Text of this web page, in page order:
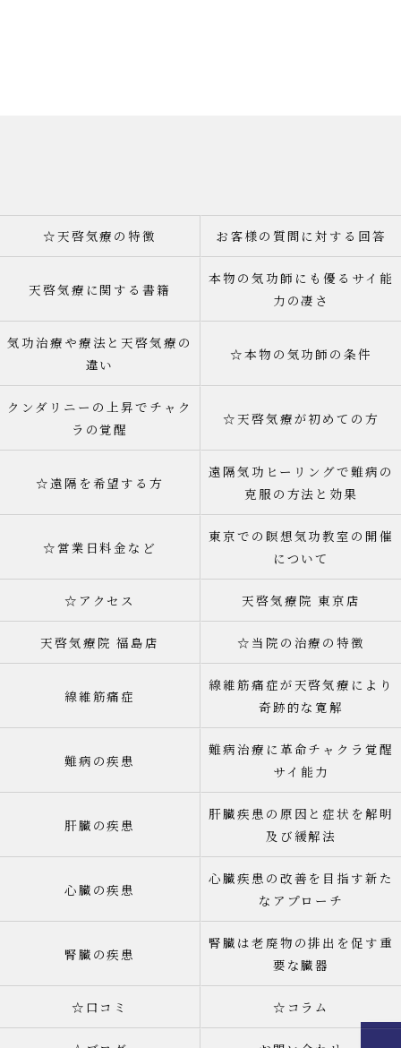
☆天啓気療の特徴 お客様の質問に対する回答
天啓気療に関する書籍
本物の気功師にも優るサイ能
力の凄さ
気功治療や療法と天啓気療の
違い
☆本物の気功師の条件
クンダリニーの上昇でチャク
ラの覚醒
☆天啓気療が初めての方
☆遠隔を希望する方
遠隔気功ヒーリングで難病の
克服の方法と効果
☆営業日料金など
東京での瞑想気功教室の開催
について
☆アクセス 天啓気療院 東京店
天啓気療院 福島店 ☆当院の治療の特徴
線維筋痛症
線維筋痛症が天啓気療により
奇跡的な寛解
難病の疾患
難病治療に革命チャクラ覚醒
サイ能力
肝臓の疾患
肝臓疾患の原因と症状を解明
及び緩解法
心臓の疾患
心臓疾患の改善を目指す新た
なアプローチ
腎臓の疾患
腎臓は老廃物の排出を促す重
要な臓器
☆口コミ ☆コラム